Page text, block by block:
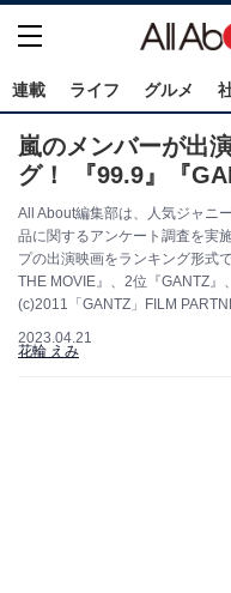
連載 ライフ グルメ
嵐のメンバーが出
グ！ 『99.9』『
All About編集部は、人気ジャニ
品に関するアンケート調査を実
プの出演映画をランキング形式
THE MOVIE』、2位『GANTZ
(c)2011「GANTZ」FILM
2023.04.21
花輪 えみ